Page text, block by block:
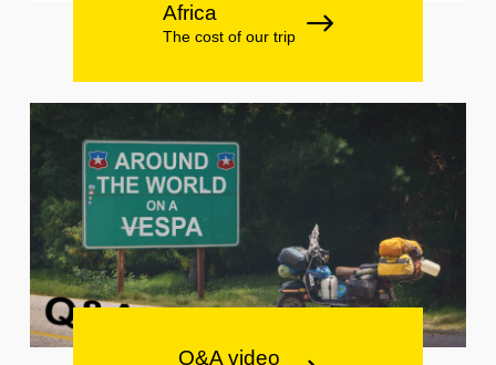
Africa
The cost of our trip
Q&A video